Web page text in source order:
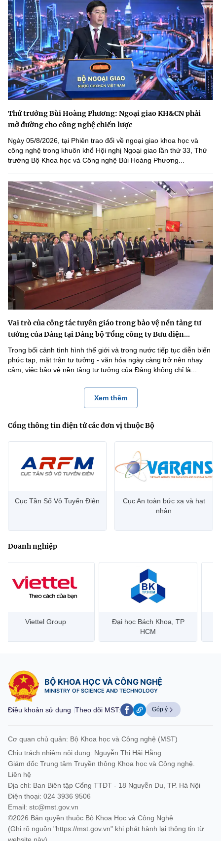
Thứ trưởng Bùi Hoàng Phương: Ngoại giao KH&CN phải
mở đường cho công nghệ chiến lược
Ngày 05/8/2026, tại Phiên trao đổi về ngoại giao khoa học và
công nghệ trong khuôn khổ Hội nghị Ngoại giao lần thứ 33, Thứ
trưởng Bộ Khoa học và Công nghệ Bùi Hoàng Phương...
Vai trò của công tác tuyên giáo trong bảo vệ nền tảng tư
tưởng của Đảng tại Đảng bộ Tổng công ty Bưu điện...
Trong bối cảnh tình hình thế giới và trong nước tiếp tục diễn biến
phức tạp, mặt trận tư tưởng - văn hóa ngày càng trở nên nhạy
cảm, việc bảo vệ nền tảng tư tưởng của Đảng không chỉ là...
Xem thêm
Cổng thông tin điện tử các đơn vị thuộc Bộ
Cục Tần Số Vô Tuyến Điện
Cục An toàn bức xạ và hạt
nhân
Doanh nghiệp
Đại học Bách Khoa, TP
Bưu điện Việt Nam –
Vietnam Post
BỘ KHOA HỌC VÀ CÔNG NGHỆ
MINISTRY OF SCIENCE AND TECHNOLOGY
Điều khoản sử dụng Theo dõi MST: Góp ý
Cơ quan chủ quản: Bộ Khoa học và Công nghệ (MST)
Chịu trách nhiệm nội dung: Nguyễn Thị Hải Hằng
Giám đốc Trung tâm Truyền thông Khoa học và Công nghệ.
Liên hệ
Địa chỉ: Ban Biên tập Cổng TTĐT - 18 Nguyễn Du, TP. Hà Nội
Điện thoại: 024 3936 9506
Email: stc@mst.gov.vn
©2026 Bản quyền thuộc Bộ Khoa Học và Công Nghệ
(Ghi rõ nguồn "https://mst.gov.vn" khi phát hành lại thông tin từ